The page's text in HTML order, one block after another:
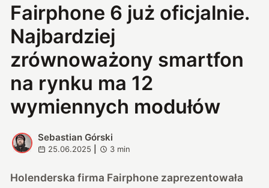
Fairphone 6 już oficjalnie.
Najbardziej
zrównoważony smartfon
na rynku ma 12
wymiennych modułów
S
Sebastian Górski
25.06.2025 3 min
Holenderska firma Fairphone zaprezentowała